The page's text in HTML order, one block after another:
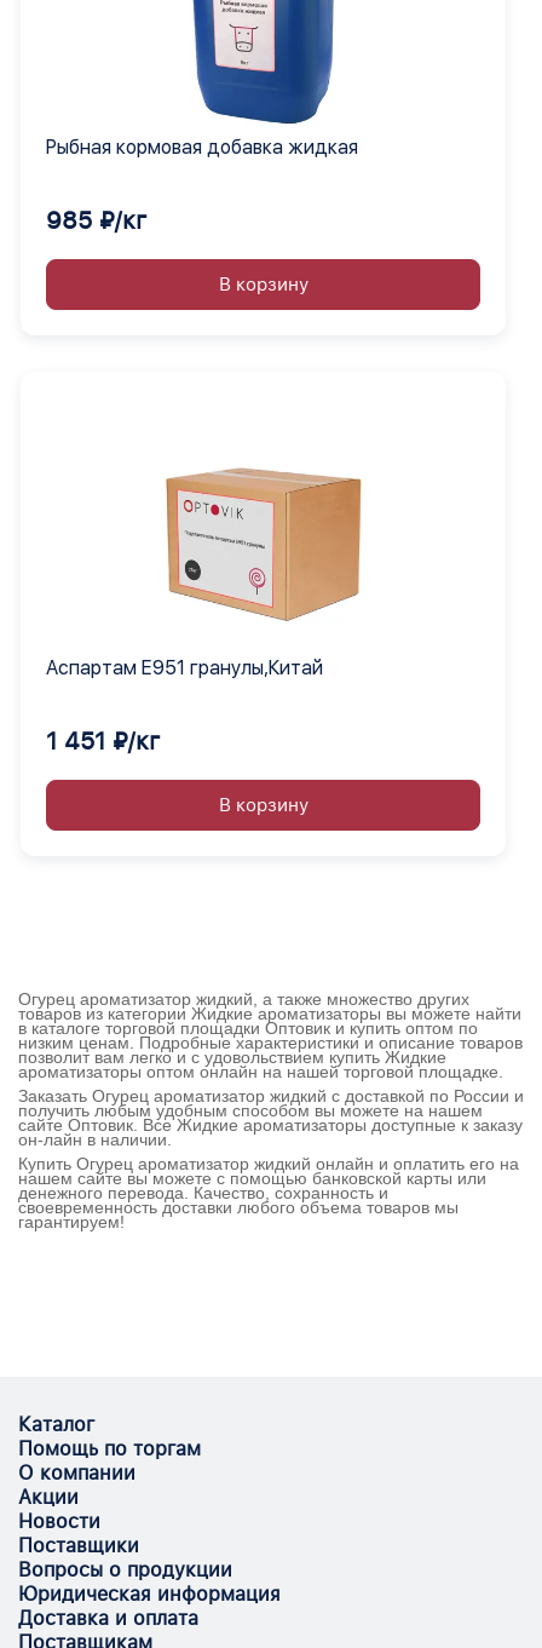
Рыбная кормовая добавка жидкая
985 ₽/кг
В корзину
Аспартам Е951 гранулы,Китай
1 451 ₽/кг
В корзину
Огурец ароматизатор жидкий, а также множество других
товаров из категории Жидкие ароматизаторы вы можете найти
в каталоге торговой площадки Оптовик и купить оптом по
низким ценам. Подробные характеристики и описание товаров
позволит вам легко и с удовольствием купить Жидкие
ароматизаторы оптом онлайн на нашей торговой площадке.
Заказать Огурец ароматизатор жидкий с доставкой по России и
получить любым удобным способом вы можете на нашем
сайте Оптовик. Все Жидкие ароматизаторы доступные к заказу
он-лайн в наличии.
Купить Огурец ароматизатор жидкий онлайн и оплатить его на
нашем сайте вы можете с помощью банковской карты или
денежного перевода. Качество, сохранность и
своевременность доставки любого объема товаров мы
гарантируем!
Каталог
Помощь по торгам
О компании
Акции
Новости
Поставщики
Вопросы о продукции
Юридическая информация
Доставка и оплата
Поставщикам